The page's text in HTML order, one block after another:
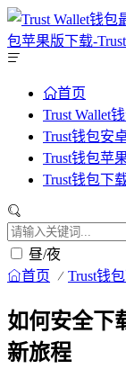
首页
Trust Wallet
Trust钱包安
Trust钱包苹
Trust钱包下
昼/夜
首页 Trust钱
如何安全下
新旅程